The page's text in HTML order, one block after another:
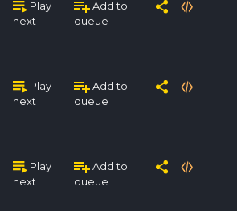
Play
next
Add to
queue
Play
next
Add to
queue
Play
next
Add to
queue